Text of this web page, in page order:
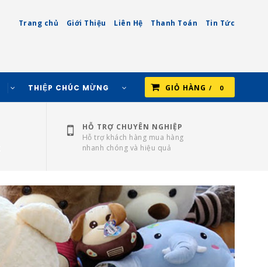
Trang chủ Giới Thiệu Liên Hệ Thanh Toán Tin Tức
THIỆP CHÚC MỪNG GIỎ HÀNG 0
HỖ TRỢ CHUYÊN NGHIỆP
Hỗ trợ khách hàng mua hàng
nhanh chóng và hiệu quả